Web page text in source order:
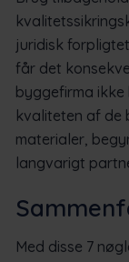
juridisk
får det
byggefirma ikke
kvaliteten af de
materialer,
langvarigt
Med disse 7